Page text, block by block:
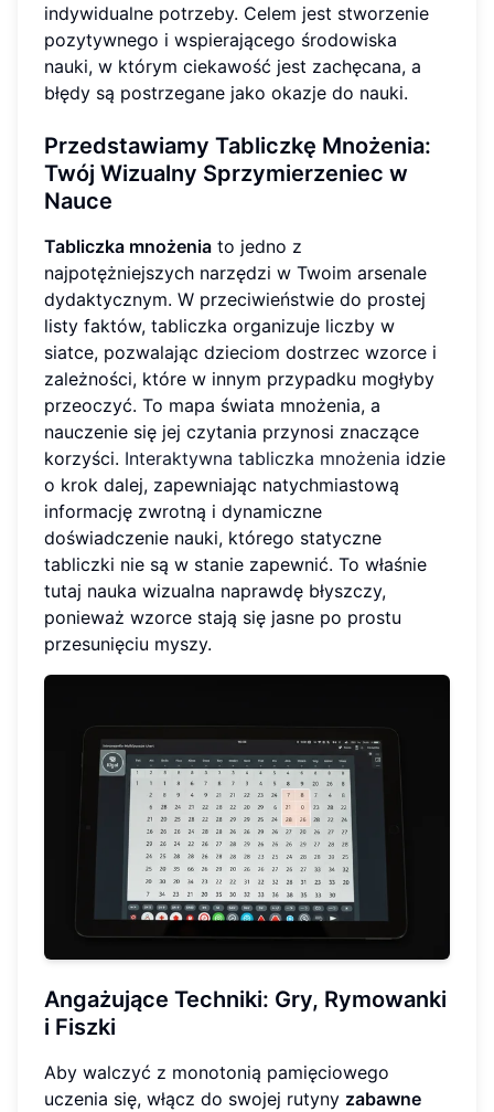
indywidualne potrzeby. Celem jest stworzenie
pozytywnego i wspierającego środowiska
nauki, w którym ciekawość jest zachęcana, a
błędy są postrzegane jako okazje do nauki.
Przedstawiamy Tabliczkę Mnożenia:
Twój Wizualny Sprzymierzeniec w
Nauce
Tabliczka mnożenia to jedno z
najpotężniejszych narzędzi w Twoim arsenale
dydaktycznym. W przeciwieństwie do prostej
listy faktów, tabliczka organizuje liczby w
siatce, pozwalając dzieciom dostrzec wzorce i
zależności, które w innym przypadku mogłyby
przeoczyć. To mapa świata mnożenia, a
nauczenie się jej czytania przynosi znaczące
korzyści. Interaktywna tabliczka mnożenia idzie
o krok dalej, zapewniając natychmiastową
informację zwrotną i dynamiczne
doświadczenie nauki, którego statyczne
tabliczki nie są w stanie zapewnić. To właśnie
tutaj nauka wizualna naprawdę błyszczy,
ponieważ wzorce stają się jasne po prostu
przesunięciu myszy.
Angażujące Techniki: Gry, Rymowanki
i Fiszki
Aby walczyć z monotonią pamięciowego
uczenia się, włącz do swojej rutyny zabawne